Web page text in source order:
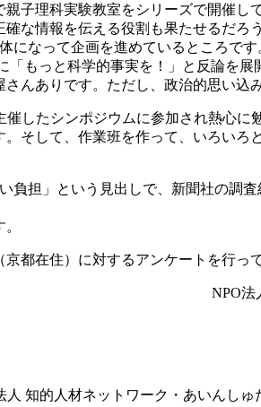
子理科実験教室をシリーズで開催
な情報を伝える役割も果たせるだ
になって企画を進めているところで
「もっと科学的事実を！」と反論を
んありです。ただし、政治的思い
催したシンポジウムに参加され熱心
そして、作業班を作って、いろい
担」という見出しで、新聞社の調
都在住）に対するアンケートを行っ
NPO法
人 知的人材ネットワーク・あいんしゅ